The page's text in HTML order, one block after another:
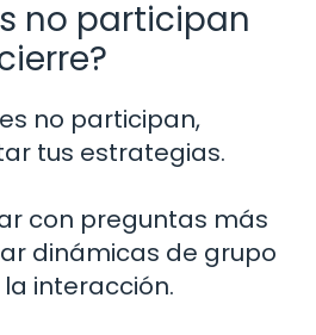
no participan
no participan,
tus estrategias.
con preguntas más
dinámicas de grupo
interacción.